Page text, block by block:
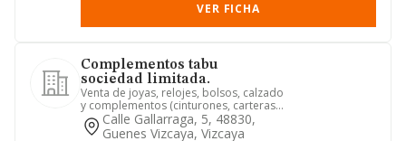
VER FICHA
Complementos tabu
sociedad limitada.
Venta de joyas, relojes, bolsos, calzado
y complementos (cinturones, carteras,
gafas viseras...)
Calle Gallarraga, 5, 48830,
Guenes Vizcaya, Vizcaya